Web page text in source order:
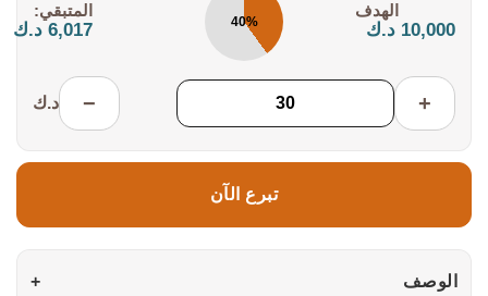
10,000 د.ك 40%
المتبقي:
6,017 د.ك
+
− د.ك
تبرع الآن
الوصف +